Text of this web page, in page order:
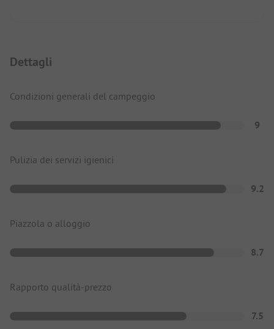
Dettagli
Condizioni generali del campeggio
9
Pulizia dei servizi igienici
9.2
Piazzola o alloggio
8.7
Rapporto qualità-prezzo
7.5